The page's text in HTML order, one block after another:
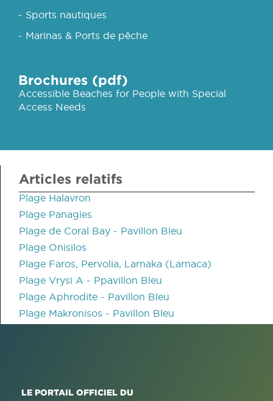
- Sports nautiques
- Marinas & Ports de pêche
Brochures (pdf)
Accessible Beaches for People with Special
Access Needs
Articles relatifs
Plage Halavron
Plage Panagies
Plage de Coral Bay - Pavillon Bleu
Plage Onisilos
Plage Faros, Pervolia, Larnaka (Larnaca)
Plage Vrysi A - Ppavillon Bleu
Plage Aphrodite - Pavillon Bleu
Plage Makronisos - Pavillon Bleu
LE PORTAIL OFFICIEL DU